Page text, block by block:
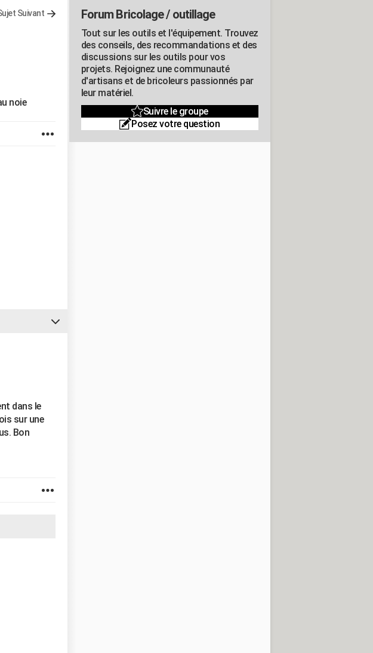
Suivant
noie
dans le
sur une
Bon
Forum Bricolage / outillage
Tout sur les outils et l'équipement. Trouvez
des conseils, des recommandations et des
discussions sur les outils pour vos
projets. Rejoignez une communauté
d'artisans et de bricoleurs passionnés par
leur matériel.
Suivre le groupe
Posez votre question